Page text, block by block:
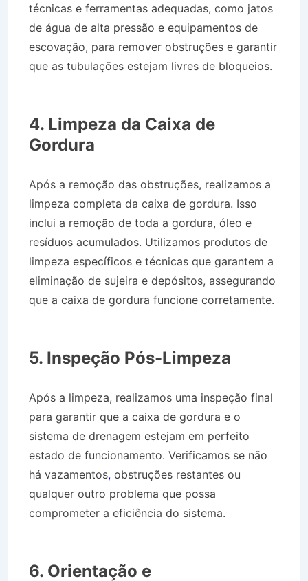
técnicas e ferramentas adequadas, como jatos
de água de alta pressão e equipamentos de
escovação, para remover obstruções e garantir
que as tubulações estejam livres de bloqueios.
4. Limpeza da Caixa de
Gordura
Após a remoção das obstruções, realizamos a
limpeza completa da caixa de gordura. Isso
inclui a remoção de toda a gordura, óleo e
resíduos acumulados. Utilizamos produtos de
limpeza específicos e técnicas que garantem a
eliminação de sujeira e depósitos, assegurando
que a caixa de gordura funcione corretamente.
5. Inspeção Pós-Limpeza
Após a limpeza, realizamos uma inspeção final
para garantir que a caixa de gordura e o
sistema de drenagem estejam em perfeito
estado de funcionamento. Verificamos se não
há vazamentos, obstruções restantes ou
qualquer outro problema que possa
comprometer a eficiência do sistema.
6. Orientação e